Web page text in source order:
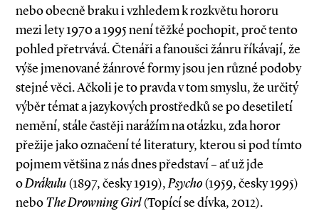
nebo obecně braku i vzhledem k rozkvětu hororu
mezi lety 1970 a 1995 není těžké pochopit, proč tento
pohled přetrvává. Čtenáři a fanoušci žánru říkávají, že
výše jmenované žánrové formy jsou jen různé podoby
stejné věci. Ačkoli je to pravda v tom smyslu, že určitý
výběr témat a jazykových prostředků se po desetiletí
nemění, stále častěji narážím na otázku, zda horor
přežije jako označení té literatury, kterou si pod tímto
pojmem většina z nás dnes představí – ať už jde
oDrákulu(1897, česky 1919),Psycho(1959, česky 1995)
neboThe Drowning Girl(Topící se dívka, 2012).